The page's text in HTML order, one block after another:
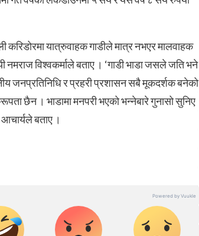
करिडोरमा यात्रुवाहक गाडीले मात्र नभएर मालवाहक
नमराज विश्वकर्माले बताए । ‘गाडी भाडा जसले जति भने
जनप्रतिनिधि र प्रहरी प्रशासन सबै मूकदर्शक बनेको
छैन । भाडामा मनपरी भएको भन्नेबारे गुनासो सुनिए
बताए ।